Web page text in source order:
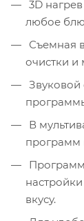
3D
любое
Съемная
очистки и
Звуковой
В
программ
вкусу.